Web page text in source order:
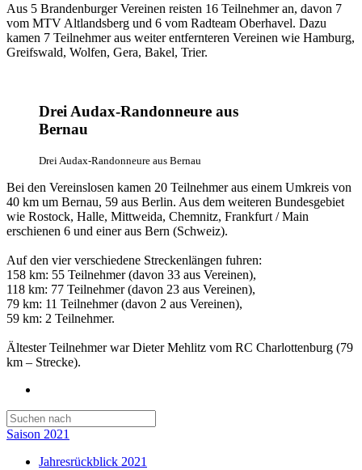
Aus 5 Brandenburger Vereinen reisten 16 Teilnehmer an, davon 7
vom MTV Altlandsberg und 6 vom Radteam Oberhavel. Dazu
kamen 7 Teilnehmer aus weiter entfernteren Vereinen wie Hamburg,
Greifswald, Wolfen, Gera, Bakel, Trier.
Drei Audax-Randonneure aus
Bernau
Drei Audax-Randonneure aus Bernau
Bei den Vereinslosen kamen 20 Teilnehmer aus einem Umkreis von
40 km um Bernau, 59 aus Berlin. Aus dem weiteren Bundesgebiet
wie Rostock, Halle, Mittweida, Chemnitz, Frankfurt / Main
erschienen 6 und einer aus Bern (Schweiz).
Auf den vier verschiedene Streckenlängen fuhren:
158 km: 55 Teilnehmer (davon 33 aus Vereinen),
118 km: 77 Teilnehmer (davon 23 aus Vereinen),
79 km: 11 Teilnehmer (davon 2 aus Vereinen),
59 km: 2 Teilnehmer.
Ältester Teilnehmer war Dieter Mehlitz vom RC Charlottenburg (79
km – Strecke).
Saison 2021
Jahresrückblick 2021